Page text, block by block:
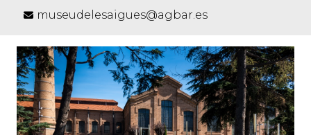
museudelesaigues@agbar.es